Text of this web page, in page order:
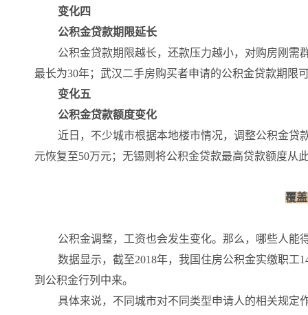
变化四
公积金贷款期限延长
公积金贷款期限越长，还款压力越小，对购房刚需
最长为30年；武汉二手房购买者申请的公积金贷款期限
变化五
公积金贷款额度变化
近日，不少城市根据本地楼市情况，调整公积金贷
元恢复至50万元；无锡则将公积金贷款最高贷款额度从
覆
公积金调整，工资也会发生变化。那么，哪些人能
数据显示，截至2018年，我国住房公积金实缴职工
到公积金行列中来。
具体来说，不同城市对不同类型申请人的相关规定